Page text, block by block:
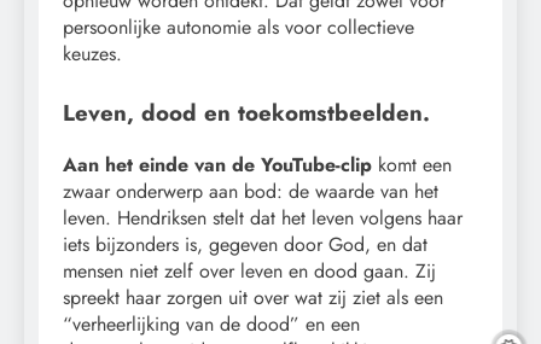
persoonlijke autonomie als voor collectieve
keuzes.
Leven, dood en toekomstbeelden.
Aan het einde van de YouTube-clip komt een
zwaar onderwerp aan bod: de waarde van het
leven. Hendriksen stelt dat het leven volgens haar
iets bijzonders is, gegeven door God, en dat
mensen niet zelf over leven en dood gaan. Zij
spreekt haar zorgen uit over wat zij ziet als een
“verheerlijking van de dood” en een